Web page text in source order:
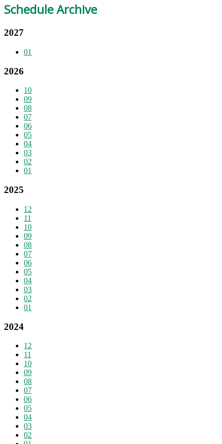
Schedule Archive
2027
01
2026
10
09
08
07
06
05
04
03
02
01
2025
12
11
10
09
08
07
06
05
04
03
02
01
2024
12
11
10
09
08
07
06
05
04
03
02